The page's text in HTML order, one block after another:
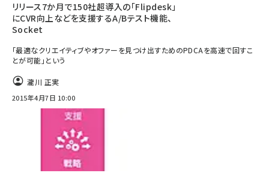
リリース7か月で150社超導入の「Flipdesk」
にCVR向上などを支援するA/Bテスト機能、
Socket
「最適なクリエイティブやオファーを見つけ出すためのPDCAを高速で回すこ
とが可能」という
瀧川 正実
2015年4月7日 10:00